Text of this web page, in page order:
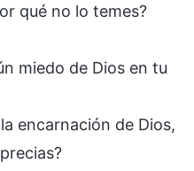
qué no lo temes?
miedo de Dios en tu
encarnación de Dios,